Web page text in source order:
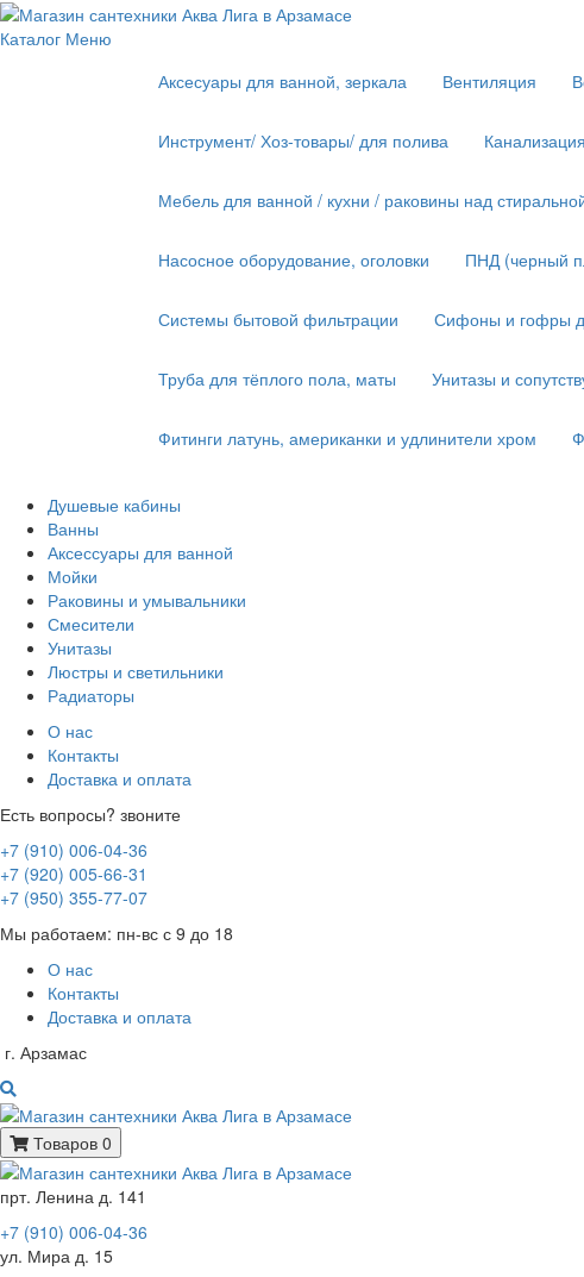
Каталог Меню
Аксесуары для ванной, зеркала
Вентиляция
Инструмент/ Хоз-товары/ для полива
Мебель для ванной / кухни / раковины над
Насосное оборудование, оголовки ПНД (черный
Системы бытовой фильтрации Сифоны и гофры
Труба для тёплого пола, маты Унитазы и
Фитинги латунь, американки и удлинители хром
Душевые кабины
Ванны
Аксессуары для ванной
Мойки
Раковины и умывальники
Смесители
Унитазы
Люстры и светильники
Радиаторы
О нас
Контакты
Доставка и оплата
Есть вопросы? звоните
+7 (910) 006-04-36
+7 (920) 005-66-31
+7 (950) 355-77-07
Мы работаем: пн-вс с 9 до 18
О нас
Контакты
Доставка и оплата
г. Арзамас
Товаров 0
прт. Ленина д. 141
+7 (910) 006-04-36
ул. Мира д. 15